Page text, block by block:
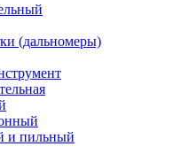
(дальномеры)
и пильный